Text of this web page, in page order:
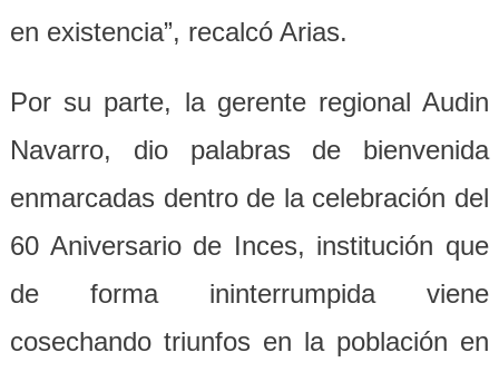
en existencia”, recalcó Arias.
Por su parte, la gerente regional Audin
Navarro, dio palabras de bienvenida
enmarcadas dentro de la celebración del
60 Aniversario de Inces, institución que
de forma ininterrumpida viene
cosechando triunfos en la población en